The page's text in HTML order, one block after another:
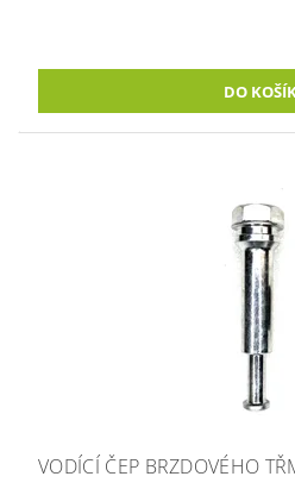
VODÍCÍ ČEP BRZDOVÉHO